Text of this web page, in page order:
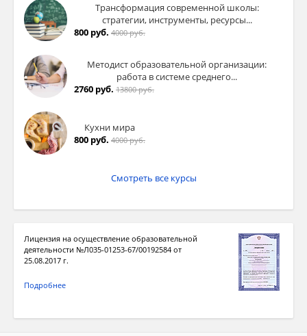
Трансформация современной школы:
стратегии, инструменты, ресурсы...
800 руб. 4000 руб.
Методист образовательной организации:
работа в системе среднего...
2760 руб. 13800 руб.
Кухни мира
800 руб. 4000 руб.
Смотреть все курсы
Лицензия на осуществление образовательной
деятельности №Л035-01253-67/00192584 от
25.08.2017 г.
Подробнее